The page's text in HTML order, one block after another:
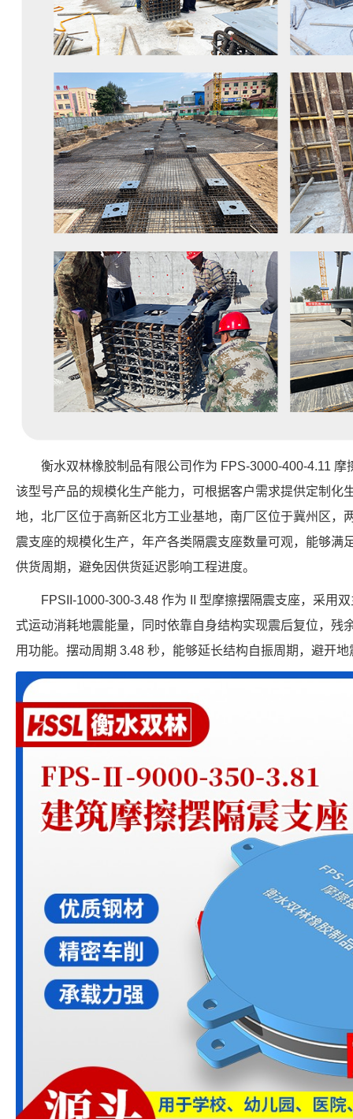
衡水双林橡胶制品有限公司作为 FPS-3000-400-4.11
该型号产品的规模化生产能力，可根据客户需求提供定制化
地，北厂区位于高新区北方工业基地，南厂区位于冀州区，
震支座的规模化生产，年产各类隔震支座数量可观，能够满
供货周期，避免因供货延迟影响工程进度。
FPSII-1000-300-3.48 作为 II 型摩擦摆隔震支座，采用
式运动消耗地震能量，同时依靠自身结构实现震后复位，残
用功能。摆动周期 3.48 秒，能够延长结构自振周期，避开